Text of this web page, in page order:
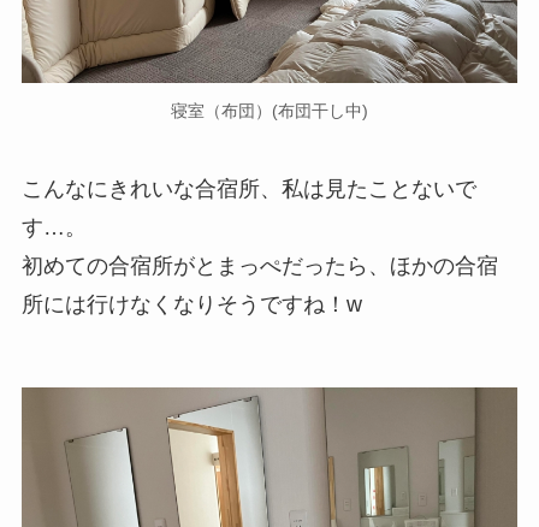
寝室（布団）(布団干し中)
こんなにきれいな合宿所、私は見たことないで
す…。
初めての合宿所がとまっぺだったら、ほかの合宿
所には行けなくなりそうですね！w